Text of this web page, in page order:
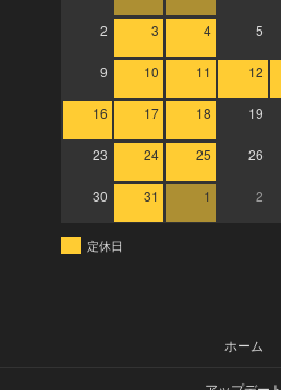
2 3 4 5
9 10 11 12
16 17 18 19
23 24 25 26
30 31 1 2
定休日
ホーム